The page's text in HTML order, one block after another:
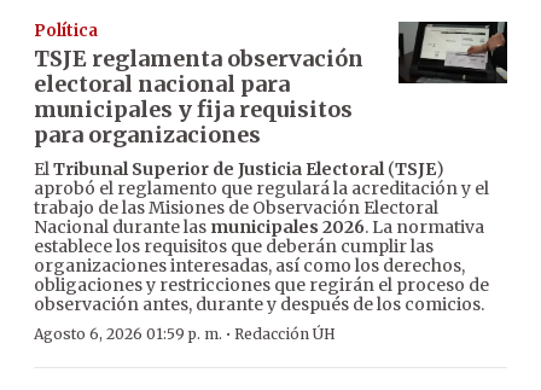
Política
TSJE reglamenta observación
electoral nacional para
municipales y fija requisitos
para organizaciones
ElTribunal Superior de Justicia Electoral(TSJE)
aprobó el reglamento que regulará la acreditación y el
trabajo de las Misiones de Observación Electoral
Nacional durante las municipales 2026. La normativa
establece los requisitos que deberán cumplir las
organizaciones interesadas, así como los derechos,
obligaciones y restricciones que regirán el proceso de
observación antes, durante y después de los comicios.
Agosto 6, 2026 01:59 p. m. · Redacción ÚH